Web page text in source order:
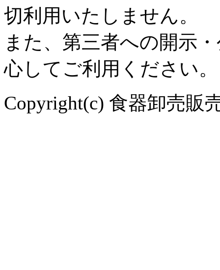
切利用いたしません。
また、第三者への開示
心してご利用ください。
Copyright(c) 食器卸売販